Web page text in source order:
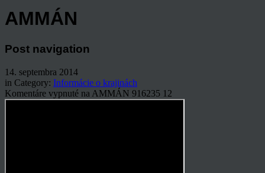
AMMÁN
Post navigation
14. septembra 2014
in Category: Informácie o krajinách
Komentáre vypnuté na AMMÁN 916235 12